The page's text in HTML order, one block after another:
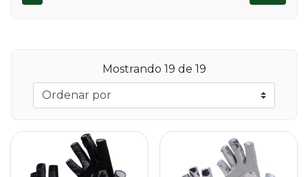
Mostrando 19 de 19